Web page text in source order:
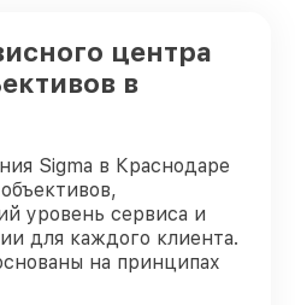
центра
в
Sigma в Краснодаре
уровень сервиса и
для каждого клиента.
на принципах